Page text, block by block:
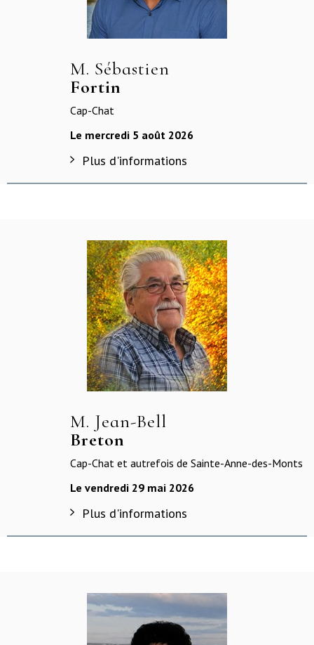
M. Sébastien
Fortin
Cap-Chat
Le mercredi 5 août 2026
Plus d'informations
M. Jean-Bell
Breton
Cap-Chat et autrefois de Sainte-Anne-des-Monts
Le vendredi 29 mai 2026
Plus d'informations